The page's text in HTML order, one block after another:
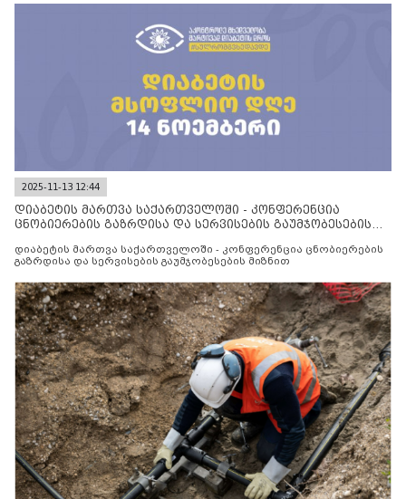
2025-11-13 12:44
დიაბეტის მართვა საქართველოში - კონფერენცია
ცნობიერების გაზრდისა და სერვისების გაუმჯობესების
დიაბეტის მართვა საქართველოში - კონფერენცია ცნობიერების
გაზრდისა და სერვისების გაუმჯობესების მიზნით